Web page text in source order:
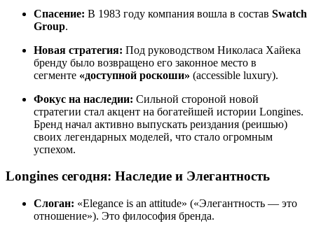
Спасение: В 1983 году компания вошла в состав Swatch
Group.
Новая стратегия: Под руководством Николаса Хайека
бренду было возвращено его законное место в
сегменте «доступной роскоши» (accessible luxury).
Фокус на наследии: Сильной стороной новой
стратегии стал акцент на богатейшей истории Longines.
Бренд начал активно выпускать реиздания (реишью)
своих легендарных моделей, что стало огромным
успехом.
Longines сегодня: Наследие и Элегантность
Слоган: «Elegance is an attitude» («Элегантность — это
отношение»). Это философия бренда.